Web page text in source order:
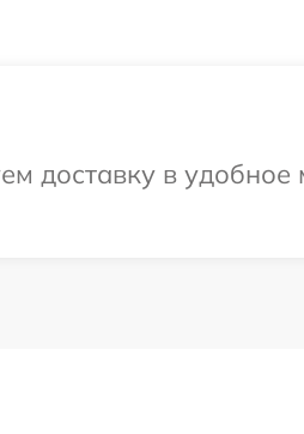
доставку в удобное